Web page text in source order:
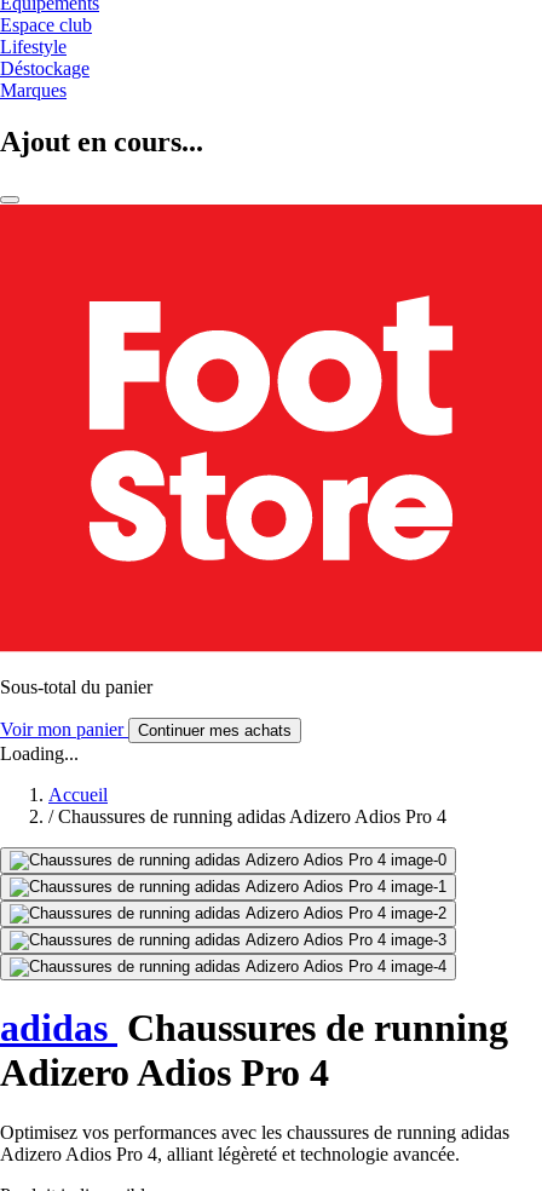
Espace club
Lifestyle
Déstockage
Marques
Ajout en cours...
Sous-total du panier
Voir mon panier Continuer mes achats
Loading...
Accueil
/ Chaussures de running adidas Adizero Adios Pro 4
adidas Chaussures de running
Adizero Adios Pro 4
Optimisez vos performances avec les chaussures de running adidas
Adizero Adios Pro 4, alliant légèreté et technologie avancée.